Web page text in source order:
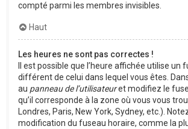
compté parmi les membres invisibles.
Haut
Les heures ne sont pas correctes !
Il est possible que l’heure affichée utilise un
différent de celui dans lequel vous êtes.
au panneau de l’utilisateuret modifiez le
qu’il corresponde à la zone où vous vous
Londres, Paris, New York, Sydney, etc.).
modification du fuseau horaire, comme la